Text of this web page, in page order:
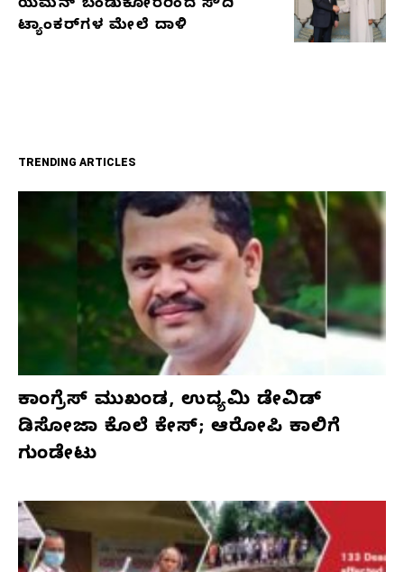
ಯೆಮನ್ ಬಂಡುಕೋರರಿಂದ ಸೌದಿ
ಟ್ಯಾಂಕರ್‌ಗಳ ಮೇಲೆ ದಾಳಿ
TRENDING ARTICLES
ಕಾಂಗ್ರೆಸ್‌ ಮುಖಂಡ, ಉದ್ಯಮಿ ಡೇವಿಡ್‌
ಡಿಸೋಜಾ ಕೊಲೆ ಕೇಸ್;‌ ಆರೋಪಿ ಕಾಲಿಗೆ
ಗುಂಡೇಟು